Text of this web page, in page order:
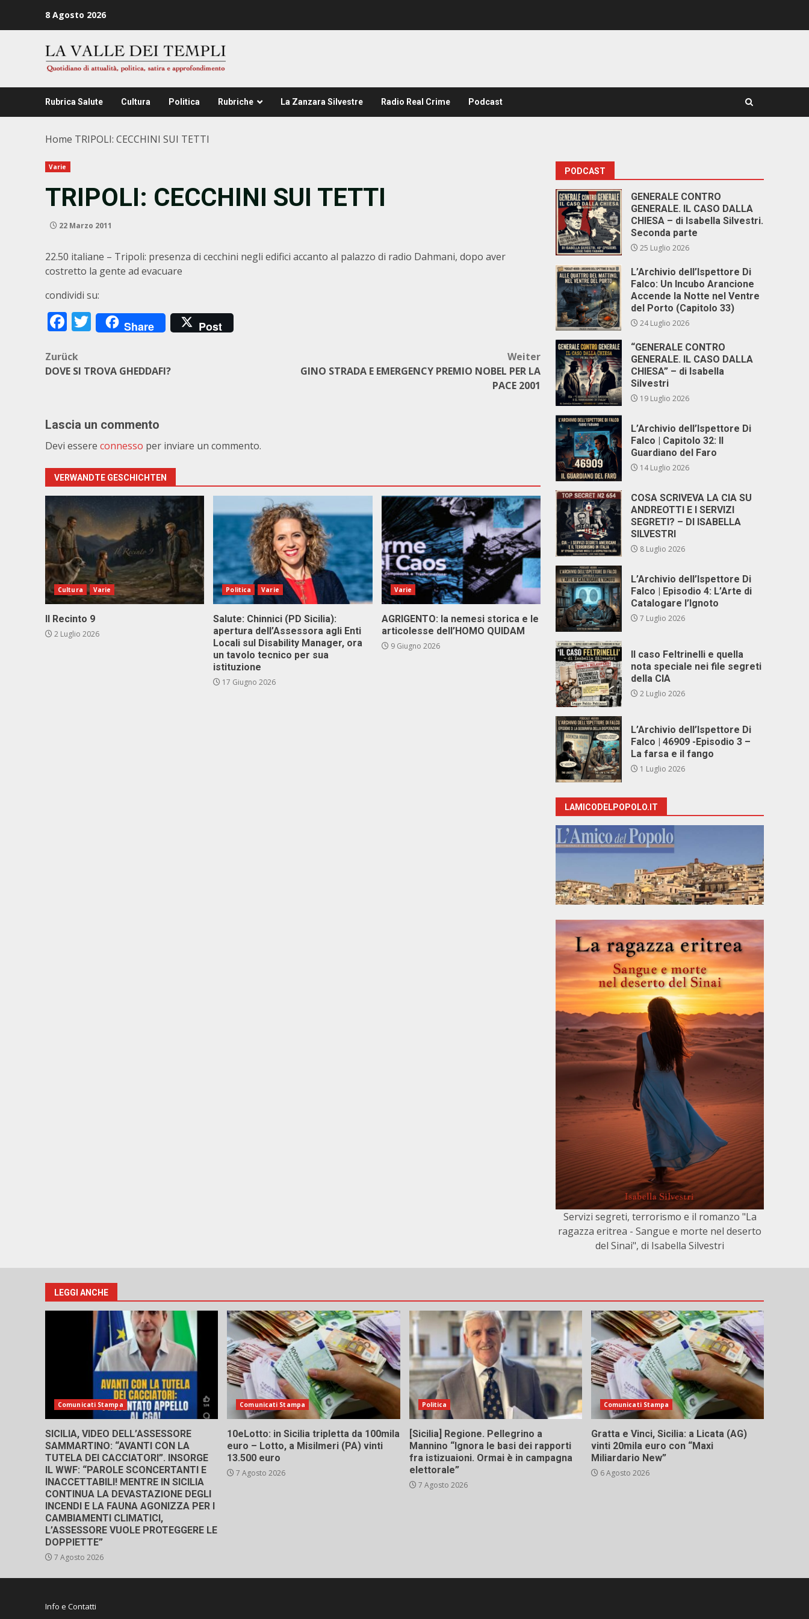
8 Agosto 2026
Rubrica Salute Cultura Politica Rubriche La Zanzara Silvestre Radio Real Crime Podcast
Home TRIPOLI: CECCHINI SUI TETTI
Varie
TRIPOLI: CECCHINI SUI TETTI
22 Marzo 2011
22.50 italiane – Tripoli: presenza di cecchini negli edifici accanto al palazzo di radio Dahmani, dopo aver
costretto la gente ad evacuare
condividi su:
Facebook
Twitter
Share Post
Beitragsnavigation
Zurück
DOVE SI TROVA GHEDDAFI?
Weiter
GINO STRADA E EMERGENCY PREMIO NOBEL PER LA
PACE 2001
Lascia un commento
Devi essere connesso per inviare un commento.
VERWANDTE GESCHICHTEN
Cultura Varie
Il Recinto 9
2 Luglio 2026
Politica Varie
Salute: Chinnici (PD Sicilia):
apertura dell’Assessora agli Enti
Locali sul Disability Manager, ora
un tavolo tecnico per sua
istituzione
17 Giugno 2026
Varie
AGRIGENTO: la nemesi storica e le
articolesse dell’HOMO QUIDAM
9 Giugno 2026
PODCAST
GENERALE CONTRO
GENERALE. IL CASO DALLA
CHIESA – di Isabella Silvestri.
Seconda parte
25 Luglio 2026
L’Archivio dell’Ispettore Di
Falco: Un Incubo Arancione
Accende la Notte nel Ventre
del Porto (Capitolo 33)
24 Luglio 2026
“GENERALE CONTRO
GENERALE. IL CASO DALLA
CHIESA” – di Isabella
Silvestri
19 Luglio 2026
L’Archivio dell’Ispettore Di
Falco | Capitolo 32: Il
Guardiano del Faro
14 Luglio 2026
COSA SCRIVEVA LA CIA SU
ANDREOTTI E I SERVIZI
SEGRETI? – DI ISABELLA
SILVESTRI
8 Luglio 2026
L’Archivio dell’Ispettore Di
Falco | Episodio 4: L’Arte di
Catalogare l’Ignoto
7 Luglio 2026
Il caso Feltrinelli e quella
nota speciale nei file segreti
della CIA
2 Luglio 2026
L’Archivio dell’Ispettore Di
Falco | 46909 -Episodio 3 –
La farsa e il fango
1 Luglio 2026
LAMICODELPOPOLO.IT
Servizi segreti, terrorismo e il romanzo "La
ragazza eritrea - Sangue e morte nel deserto
del Sinai", di Isabella Silvestri
LEGGI ANCHE
Comunicati Stampa
SICILIA, VIDEO DELL’ASSESSORE
SAMMARTINO: “AVANTI CON LA
TUTELA DEI CACCIATORI”. INSORGE
IL WWF: “PAROLE SCONCERTANTI E
INACCETTABILI! MENTRE IN SICILIA
CONTINUA LA DEVASTAZIONE DEGLI
INCENDI E LA FAUNA AGONIZZA PER I
CAMBIAMENTI CLIMATICI,
L’ASSESSORE VUOLE PROTEGGERE LE
DOPPIETTE”
7 Agosto 2026
Comunicati Stampa
10eLotto: in Sicilia tripletta da 100mila
euro – Lotto, a Misilmeri (PA) vinti
13.500 euro
7 Agosto 2026
Politica
[Sicilia] Regione. Pellegrino a
Mannino “Ignora le basi dei rapporti
fra istizuaioni. Ormai è in campagna
elettorale”
7 Agosto 2026
Comunicati Stampa
Gratta e Vinci, Sicilia: a Licata (AG)
vinti 20mila euro con “Maxi
Miliardario New”
6 Agosto 2026
Info e Contatti